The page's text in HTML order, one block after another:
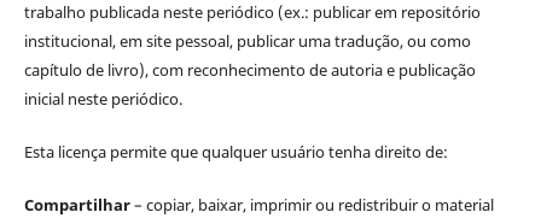
trabalho publicada neste periódico (ex.: publicar em repositório
institucional, em site pessoal, publicar uma tradução, ou como
capítulo de livro), com reconhecimento de autoria e publicação
inicial neste periódico.
Esta licença permite que qualquer usuário tenha direito de:
Compartilhar– copiar, baixar, imprimir ou redistribuir o material